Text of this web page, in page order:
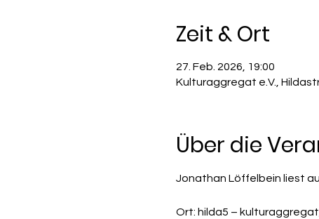
Zeit & Ort
27. Feb. 2026, 19:00
Kulturaggregat e.V.,
Über die
Jonathan Löffelbein liest
Ort: hilda5 –